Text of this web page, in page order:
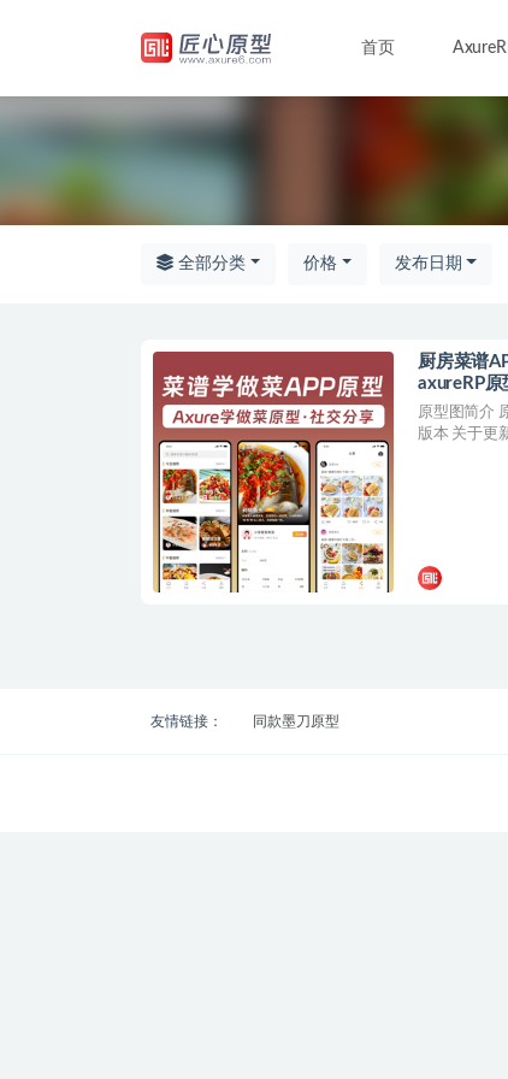
首页
全部分类 价格 发布日期
厨房菜谱
axureRP
原型图简介
版本 关于更
友情链接： 同款墨刀原型